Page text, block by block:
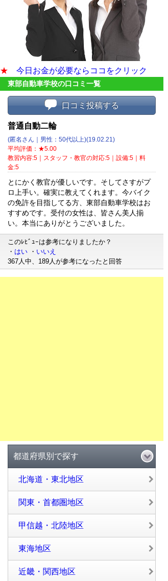
★ 今日お金が必要ならココをクリック
東部自動車学校の口コミ一覧
口コミ投稿する
普通自動二輪
(匿名さん｜男性：50代以上)(19.02.21)
平均評価：★5.00
教習内容:5｜スタッフ・教官の対応:5｜設備:5｜料
金:5
とにかく教官が優しいです。そしてさすがプ
ロ上手い。確実に教えてくれます。今バイク
の免許を目指してる方、東部自動車学校はお
すすめです。受付の女性は、皆さん美人揃
い。本当にありがとうございました。
このﾚﾋﾞｭｰは参考になりましたか？
・ はい ・ いいえ
367人中、189人が参考になったと回答
都道府県別で探す
北海道・東北地区
関東・首都圏地区
甲信越・北陸地区
東海地区
近畿・関西地区